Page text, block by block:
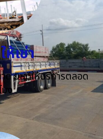
ห้เช่า
ด ยินดีให้บริการตลอด
ง